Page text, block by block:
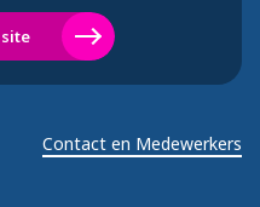
Contact en Medewerkers